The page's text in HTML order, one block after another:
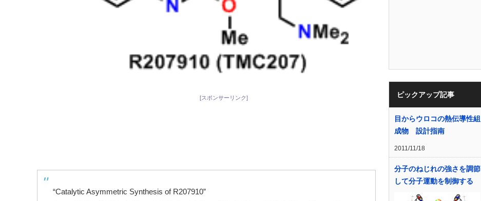
[スポンサーリンク]
“Catalytic Asymmetric Synthesis of R207910”
ピックアップ記事
目からウロコの熱伝導性組
成物 設計指南
2011/11/18
分子のねじれの強さを調節
して分子運動を制御する